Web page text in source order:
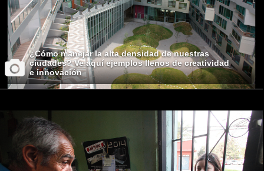
¿Cómo manejar la alta densidad de nuestras
ciudades? Ve aquí ejemplos llenos de creatividad
e innovación